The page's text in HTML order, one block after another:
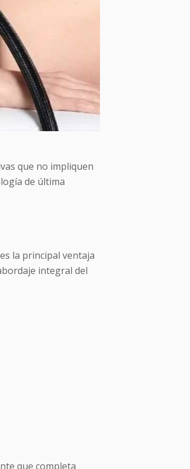
que no impliquen
de última
la principal ventaja
integral del
que completa